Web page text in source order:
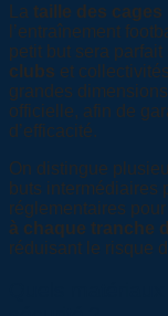
La taille des cages
l’entraînement
petit but sera
clubs et
grandes
officielle, afin de
d’efficacité.
On distingue
buts intermédiaires
réglementaires
à chaque tranche
réduisant le risque